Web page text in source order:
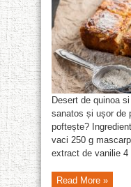
Desert de quinoa
sanatos și ușor de
poftește?
vaci 250 g
extract de vanilie 4
Read More »